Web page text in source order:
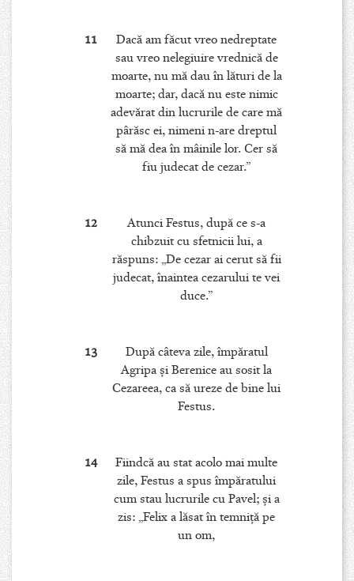
11
Dacă am făcut vreo nedreptate
sau vreo nelegiuire vrednică de
moarte, nu mă dau în lături de la
moarte; dar, dacă nu este nimic
adevărat din lucrurile de care mă
pârăsc ei, nimeni n-are dreptul
să mă dea în mâinile lor. Cer să
fiu judecat de cezar.”
12
Atunci Festus, după ce s-a
chibzuit cu sfetnicii lui, a
răspuns: „De cezar ai cerut să fii
judecat, înaintea cezarului te vei
duce.”
13
După câteva zile, împăratul
Agripa şi Berenice au sosit la
Cezareea, ca să ureze de bine lui
Festus.
14
Fiindcă au stat acolo mai multe
zile, Festus a spus împăratului
cum stau lucrurile cu Pavel; şi a
zis: „Felix a lăsat în temniţă pe
un om,